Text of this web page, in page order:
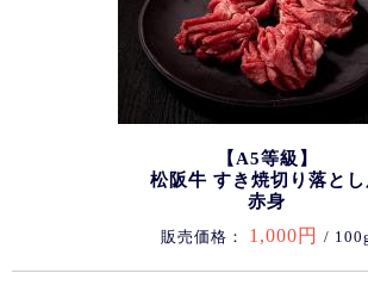
【A5等級】
松阪牛 すき焼切り落とし
赤身
販売価格： 1,000円 /